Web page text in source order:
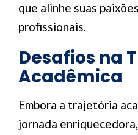
que alinhe suas
profissionais.
Desafios na
Acadêmica
Embora a trajetória
jornada